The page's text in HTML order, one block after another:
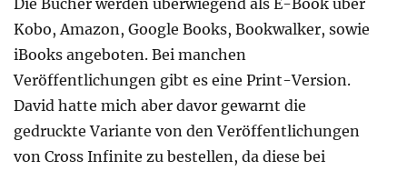
Kobo, Amazon, Google Books, Bookwalker, sowie
iBooks angeboten. Bei manchen
Veröffentlichungen gibt es eine Print-Version.
David hatte mich aber davor gewarnt die
gedruckte Variante von den Veröffentlichungen
von Cross Infinite zu bestellen, da diese bei